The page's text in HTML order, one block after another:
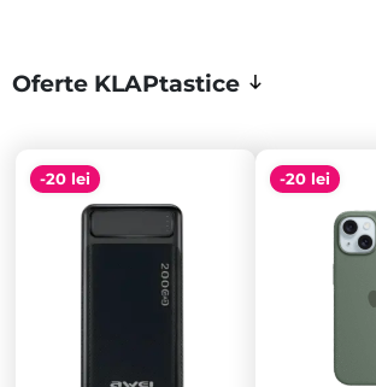
Oferte KLAPtastice
-20 lei -20 lei